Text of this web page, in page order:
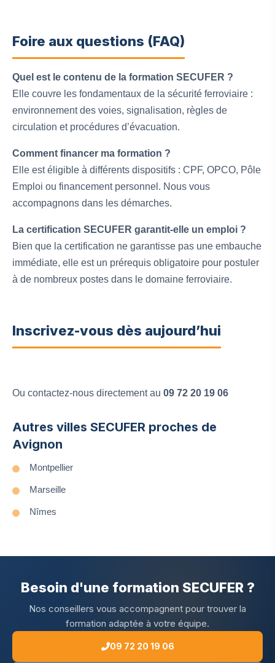
Foire aux questions (FAQ)
Quel est le contenu de la formation SECUFER ?
Elle couvre les fondamentaux de la sécurité ferroviaire :
environnement des voies, signalisation, règles de
circulation et procédures d’évacuation.
Comment financer ma formation ?
Elle est éligible à différents dispositifs : CPF, OPCO, Pôle
Emploi ou financement personnel. Nous vous
accompagnons dans les démarches.
La certification SECUFER garantit-elle un emploi ?
Bien que la certification ne garantisse pas une embauche
immédiate, elle est un prérequis obligatoire pour postuler
à de nombreux postes dans le domaine ferroviaire.
Inscrivez-vous dès aujourd’hui
Ou contactez-nous directement au 09 72 20 19 06
Autres villes SECUFER proches de
Avignon
Montpellier
Marseille
Nîmes
Besoin d'une formation SECUFER ?
Nos conseillers vous accompagnent pour trouver la
formation adaptée à votre équipe.
09 72 20 19 06